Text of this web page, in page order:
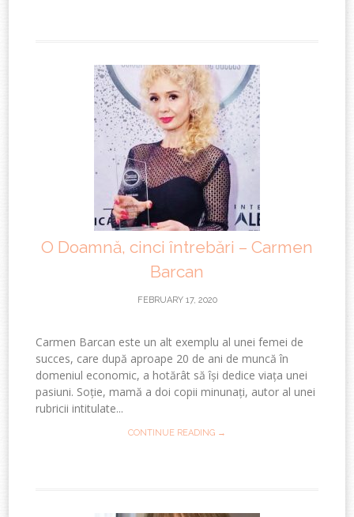
O Doamnă, cinci întrebări – Carmen
Barcan
FEBRUARY 17, 2020
Carmen Barcan este un alt exemplu al unei femei de
succes, care după aproape 20 de ani de muncă în
domeniul economic, a hotărât să își dedice viața unei
pasiuni. Soție, mamă a doi copii minunați, autor al unei
rubricii intitulate...
CONTINUE READING →